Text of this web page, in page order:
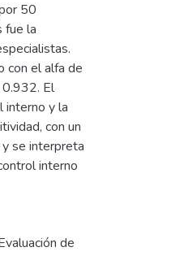
50
fue la
con el alfa de
0.932. El
interno y la
con un
se interpreta
interno
de